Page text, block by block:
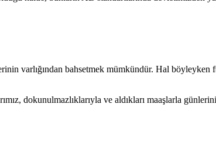
varlığından bahsetmek mümkündür. Hal böyleyken
dokunulmazlıklarıyla ve aldıkları maaşlarla